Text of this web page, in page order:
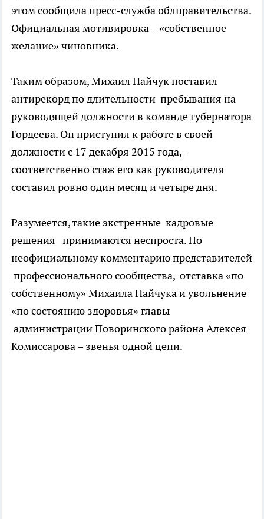
этом сообщила пресс-служба облправительства.
Официальная мотивировка – «собственное
желание» чиновника.
Таким образом, Михаил Найчук поставил
антирекорд по длительности пребывания на
руководящей должности в команде губернатора
Гордеева. Он приступил к работе в своей
должности с 17 декабря 2015 года, -
соответственно стаж его как руководителя
составил ровно один месяц и четыре дня.
Разумеется, такие экстренные кадровые
решения принимаются неспроста. По
неофициальному комментарию представителей
профессионального сообщества, отставка «по
собственному» Михаила Найчука и увольнение
«по состоянию здоровья» главы
администрации Поворинского района Алексея
Комиссарова – звенья одной цепи.